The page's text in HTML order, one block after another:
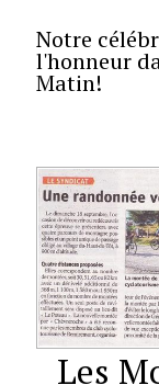
Notre
l'honneur
Matin!
Les